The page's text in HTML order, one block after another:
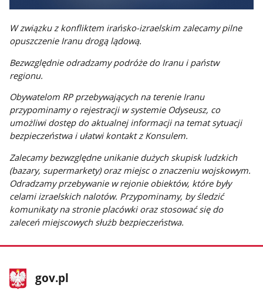
W związku z konfliktem irańsko-izraelskim zalecamy pilne
opuszczenie Iranu drogą lądową.
Bezwzględnie odradzamy podróże do Iranu i państw
regionu.
Obywatelom RP przebywających na terenie Iranu
przypominamy o rejestracji w systemie Odyseusz, co
umożliwi dostęp do aktualnej informacji na temat sytuacji
bezpieczeństwa i ułatwi kontakt z Konsulem.
Zalecamy bezwzględne unikanie dużych skupisk ludzkich
(bazary, supermarkety) oraz miejsc o znaczeniu wojskowym.
Odradzamy przebywanie w rejonie obiektów, które były
celami izraelskich nalotów. Przypominamy, by śledzić
komunikaty na stronie placówki oraz stosować się do
zaleceń miejscowych służb bezpieczeństwa.
stopka
gov.pl
Strona
gov.pl